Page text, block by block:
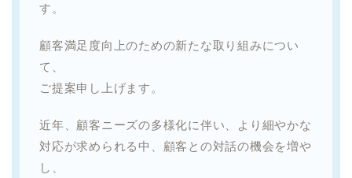
す。
顧客満足度向上のための新たな取り組みについ
て、
ご提案申し上げます。
近年、顧客ニーズの多様化に伴い、より細やかな
対応が求められる中、顧客との対話の機会を増や
し、